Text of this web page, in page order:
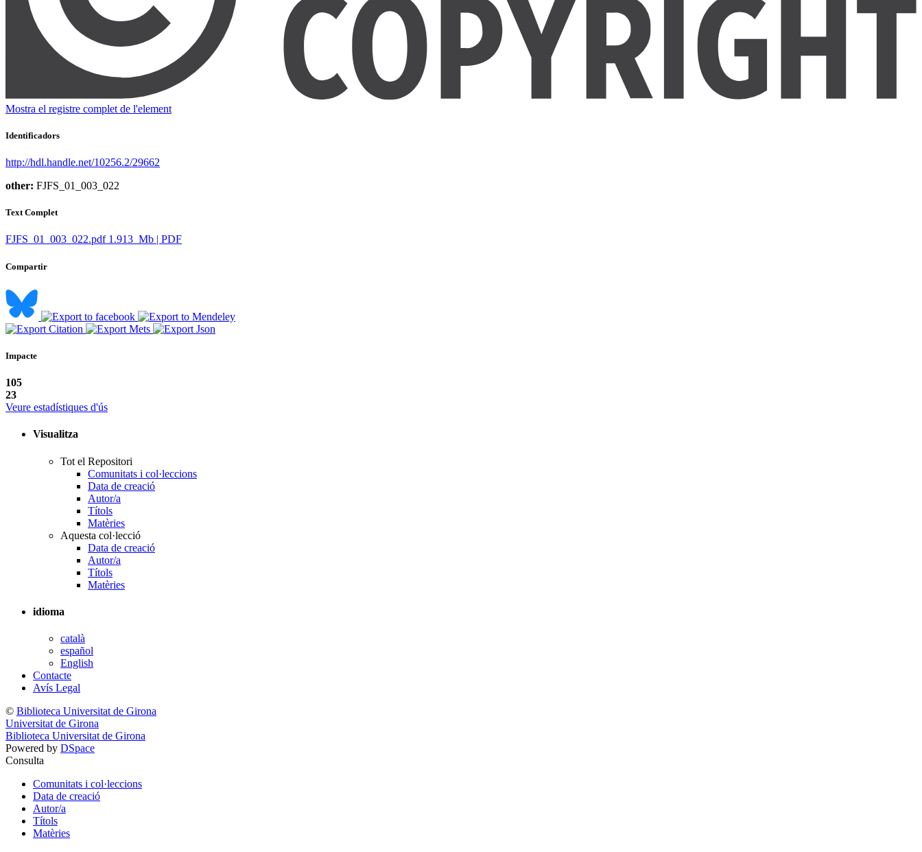
Mostra el registre complet de l'element
Identificadors
http://hdl.handle.net/10256.2/29662
other: FJFS_01_003_022
Text Complet
FJFS_01_003_022.pdf 1.913 Mb | PDF
Compartir
Impacte
105
23
Veure estadístiques d'ús
Visualitza
Tot el Repositori
Comunitats i col·leccions
Data de creació
Autor/a
Títols
Matèries
Aquesta col·lecció
Data de creació
Autor/a
Títols
Matèries
idioma
català
español
English
Contacte
Avís Legal
© Biblioteca Universitat de Girona
Universitat de Girona
Biblioteca Universitat de Girona
Powered by DSpace
Consulta
Comunitats i col·leccions
Data de creació
Autor/a
Títols
Matèries